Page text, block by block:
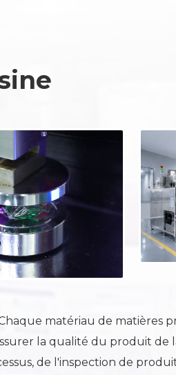
matériau de matières
la qualité du produit de
de l'inspection de